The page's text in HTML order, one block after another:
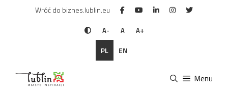
Wróć do biznes.lublin.eu
A- A A+
PL EN
Menu